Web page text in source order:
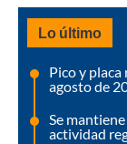
Lo último
Pico y
agosto de
Se
actividad